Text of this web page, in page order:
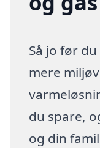
Så jo før
mere
du spare,
og din